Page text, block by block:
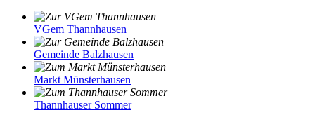
VGem Thannhausen
Gemeinde Balzhausen
Markt Münsterhausen
Thannhauser Sommer